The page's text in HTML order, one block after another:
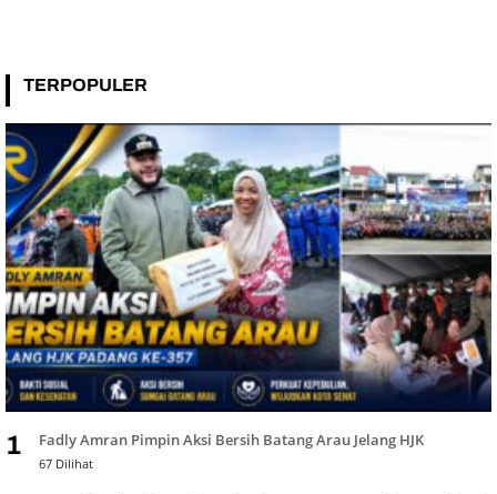
TERPOPULER
1 Fadly Amran Pimpin Aksi Bersih Batang Arau Jelang HJK
67 Dilihat